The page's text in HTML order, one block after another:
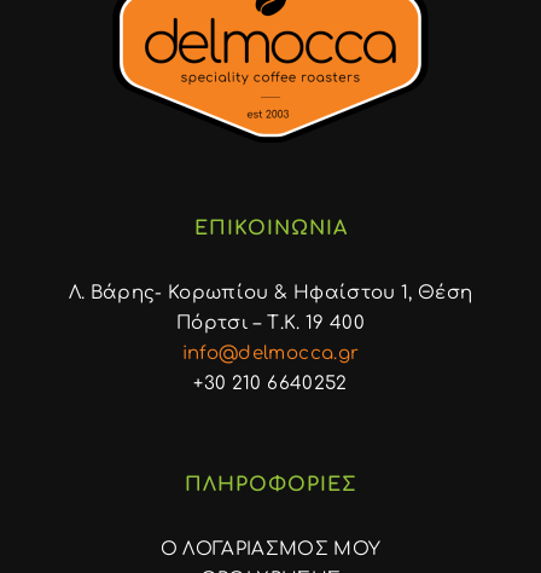
ΕΠΙΚΟΙΝΩΝΙΑ
Λ. Βάρης- Κορωπίου & Ηφαίστου 1, Θέση
Πόρτσι – Τ.Κ. 19 400
info@delmocca.gr
+30 210 6640252
ΠΛΗΡΟΦΟΡΙΕΣ
Ο ΛΟΓΑΡΙΑΣΜΟΣ ΜΟΥ